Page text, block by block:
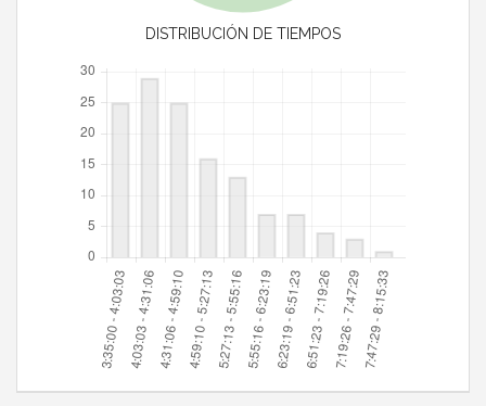
DISTRIBUCIÓN DE TIEMPOS